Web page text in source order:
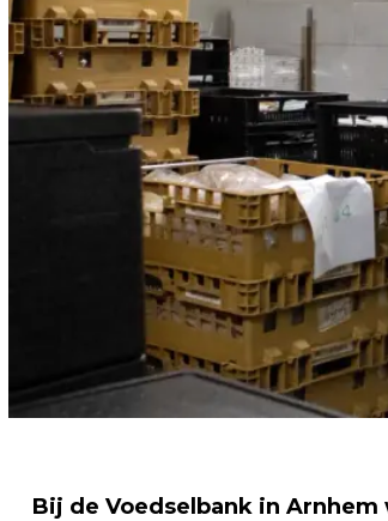
Bij de Voedselbank in